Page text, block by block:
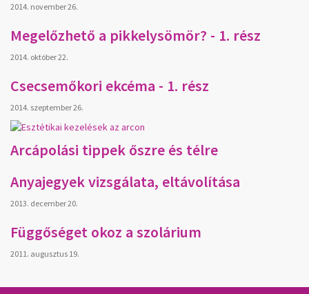
2014. november 26.
Megelőzhető a pikkelysömör? - 1. rész
2014. október 22.
Csecsemőkori ekcéma - 1. rész
2014. szeptember 26.
Arcápolási tippek őszre és télre
Anyajegyek vizsgálata, eltávolítása
2013. december 20.
Függőséget okoz a szolárium
2011. augusztus 19.